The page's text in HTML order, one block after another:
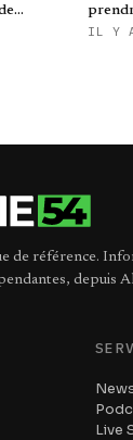
IL Y
de référence.
depuis
Live